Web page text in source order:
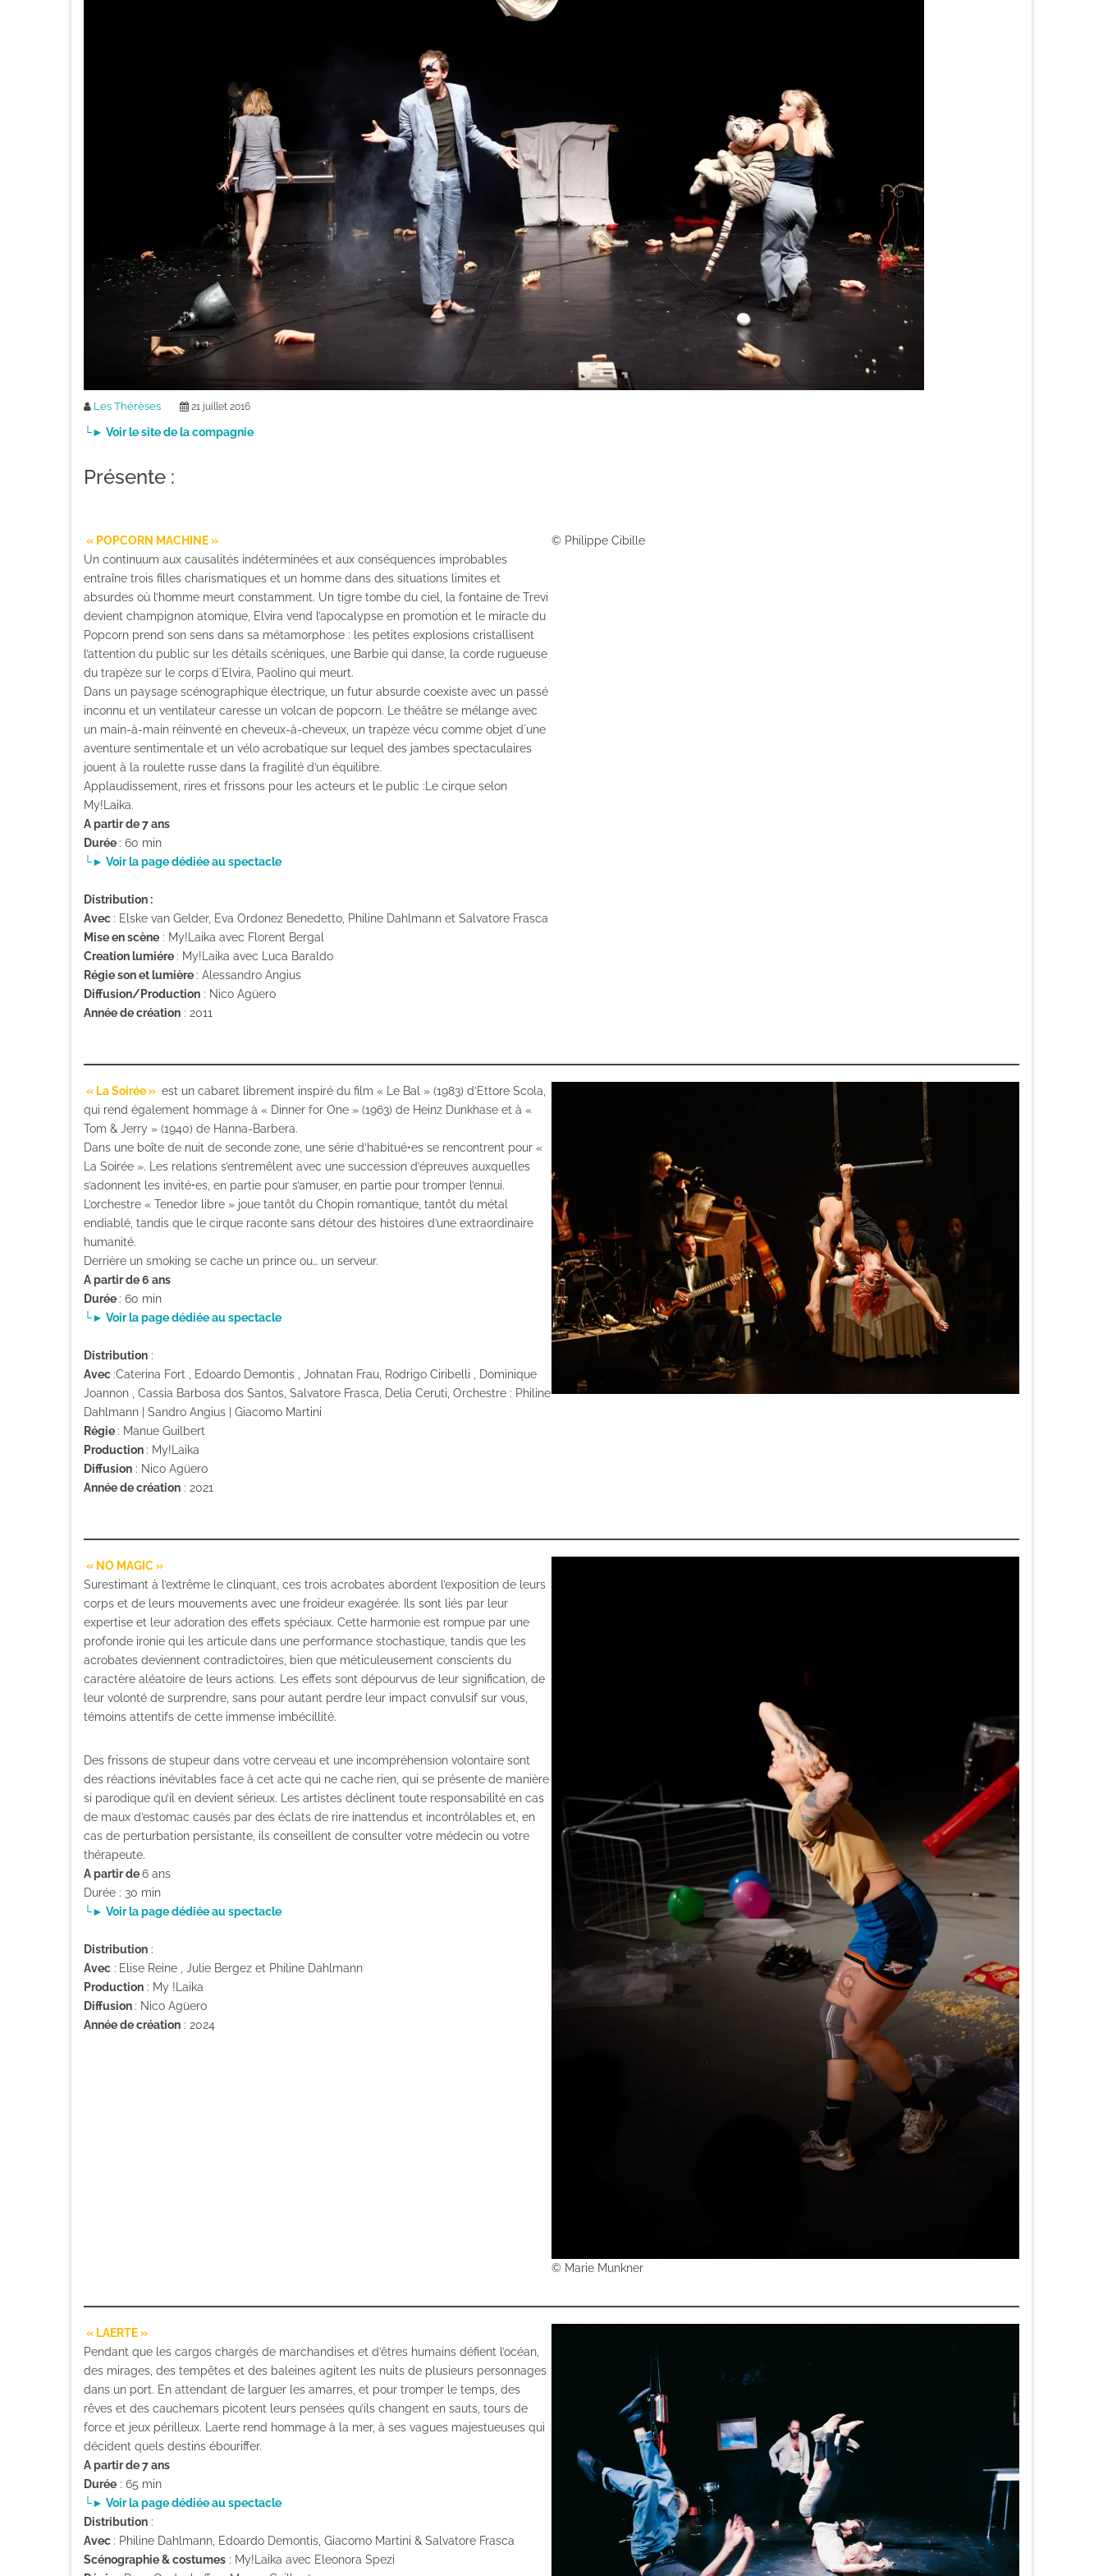
Les Thérèses 21 juillet 2016
└► Voir le site de la compagnie
Présente :
« POPCORN MACHINE »
Un continuum aux causalités indéterminées et aux conséquences improbables
entraîne trois filles charismatiques et un homme dans des situations limites et
absurdes où l’homme meurt constamment. Un tigre tombe du ciel, la fontaine de Trevi
devient champignon atomique, Elvira vend l’apocalypse en promotion et le miracle du
Popcorn prend son sens dans sa métamorphose : les petites explosions cristallisent
l’attention du public sur les détails scéniques, une Barbie qui danse, la corde rugueuse
du trapèze sur le corps d´Elvira, Paolino qui meurt.
Dans un paysage scénographique électrique, un futur absurde coexiste avec un passé
inconnu et un ventilateur caresse un volcan de popcorn. Le théâtre se mélange avec
un main-à-main réinventé en cheveux-à-cheveux, un trapèze vécu comme objet d´une
aventure sentimentale et un vélo acrobatique sur lequel des jambes spectaculaires
jouent à la roulette russe dans la fragilité d’un équilibre.
Applaudissement, rires et frissons pour les acteurs et le public :Le cirque selon
My!Laika.
A partir de 7 ans
Durée : 60 min
└► Voir la page dédiée au spectacle
Distribution :
Avec : Elske van Gelder, Eva Ordonez Benedetto, Philine Dahlmann et Salvatore Frasca
Mise en scène : My!Laika avec Florent Bergal
Creation lumiére : My!Laika avec Luca Baraldo
Régie son et lumière : Alessandro Angius
Diffusion/Production : Nico Agüero
Année de création : 2011
© Philippe Cibille
« La Soirée » est un cabaret librement inspiré du film « Le Bal » (1983) d’Ettore Scola,
qui rend également hommage à « Dinner for One » (1963) de Heinz Dunkhase et à «
Tom & Jerry » (1940) de Hanna-Barbera.
Dans une boîte de nuit de seconde zone, une série d’habitué•es se rencontrent pour «
La Soirée ». Les relations s’entremêlent avec une succession d’épreuves auxquelles
s’adonnent les invité•es, en partie pour s’amuser, en partie pour tromper l’ennui.
L’orchestre « Tenedor libre » joue tantôt du Chopin romantique, tantôt du métal
endiablé, tandis que le cirque raconte sans détour des histoires d’une extraordinaire
humanité.
Derrière un smoking se cache un prince ou… un serveur.
A partir de 6 ans
Durée : 60 min
└► Voir la page dédiée au spectacle
Distribution :
Avec :Caterina Fort , Edoardo Demontis , Johnatan Frau, Rodrigo Ciribelli , Dominique
Joannon , Cassia Barbosa dos Santos, Salvatore Frasca, Delia Ceruti, Orchestre : Philine
Dahlmann | Sandro Angius | Giacomo Martini
Régie : Manue Guilbert
Production : My!Laika
Diffusion : Nico Agüero
Année de création : 2021
« NO MAGIC »
Surestimant à l’extrême le clinquant, ces trois acrobates abordent l’exposition de leurs
corps et de leurs mouvements avec une froideur exagérée. Ils sont liés par leur
expertise et leur adoration des effets spéciaux. Cette harmonie est rompue par une
profonde ironie qui les articule dans une performance stochastique, tandis que les
acrobates deviennent contradictoires, bien que méticuleusement conscients du
caractère aléatoire de leurs actions. Les effets sont dépourvus de leur signification, de
leur volonté de surprendre, sans pour autant perdre leur impact convulsif sur vous,
témoins attentifs de cette immense imbécillité.
Des frissons de stupeur dans votre cerveau et une incompréhension volontaire sont
des réactions inévitables face à cet acte qui ne cache rien, qui se présente de manière
si parodique qu’il en devient sérieux. Les artistes déclinent toute responsabilité en cas
de maux d’estomac causés par des éclats de rire inattendus et incontrôlables et, en
cas de perturbation persistante, ils conseillent de consulter votre médecin ou votre
thérapeute.
A partir de6 ans
Durée : 30 min
└► Voir la page dédiée au spectacle
Distribution :
Avec : Elise Reine , Julie Bergez et Philine Dahlmann
Production : My !Laika
Diffusion : Nico Agüero
Année de création : 2024
© Marie Munkner
« LAERTE »
Pendant que les cargos chargés de marchandises et d’êtres humains défient l’océan,
des mirages, des tempêtes et des baleines agitent les nuits de plusieurs personnages
dans un port. En attendant de larguer les amarres, et pour tromper le temps, des
rêves et des cauchemars picotent leurs pensées qu’ils changent en sauts, tours de
force et jeux périlleux. Laerte rend hommage à la mer, à ses vagues majestueuses qui
décident quels destins ébouriffer.
A partir de 7 ans
Durée : 65 min
└► Voir la page dédiée au spectacle
Distribution :
Avec : Philine Dahlmann, Edoardo Demontis, Giacomo Martini & Salvatore Frasca
Scénographie & costumes : My!Laika avec Eleonora Spezi